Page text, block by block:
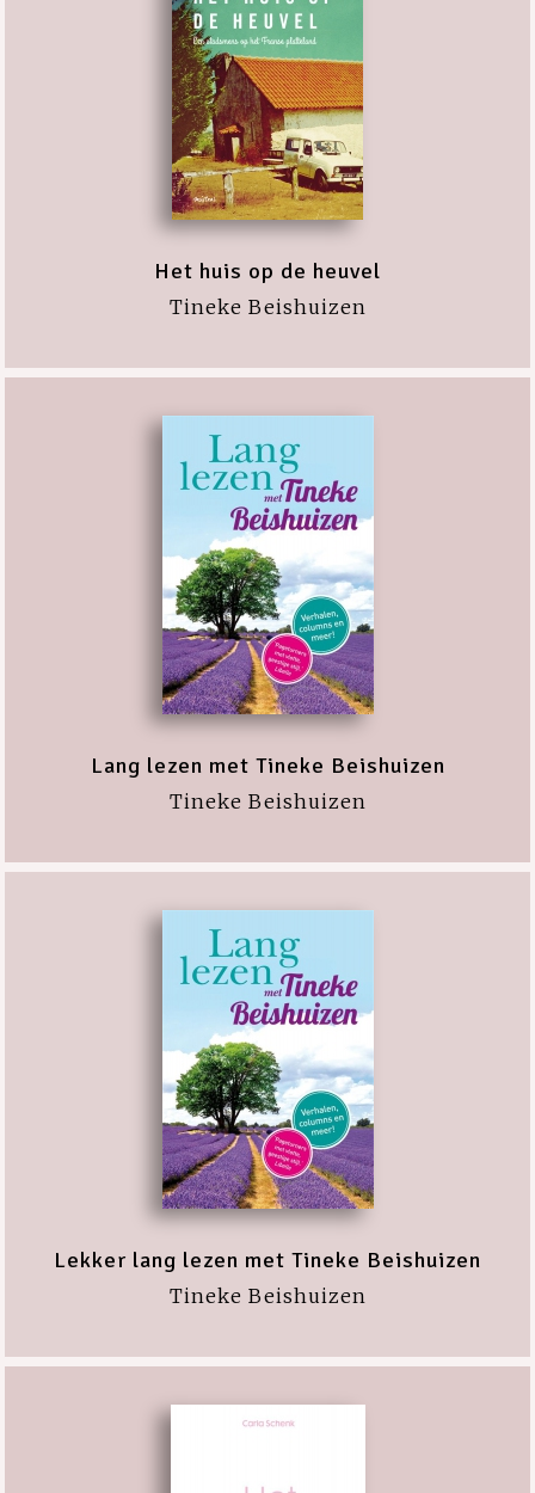
Het huis op de heuvel
Tineke Beishuizen
Lang lezen met Tineke Beishuizen
Tineke Beishuizen
Lekker lang lezen met Tineke Beishuizen
Tineke Beishuizen